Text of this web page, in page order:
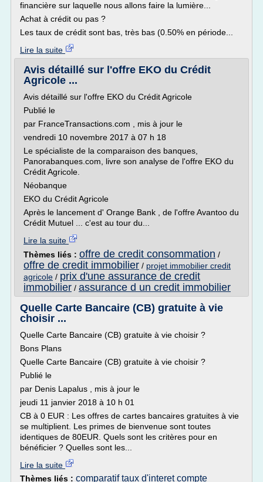
financière sur laquelle nous allons faire la lumière...
Achat à crédit ou pas ?
Les taux de crédit sont bas, très bas (0.50% en période...
Lire la suite
Avis détaillé sur l'offre EKO du Crédit
Agricole ...
Avis détaillé sur l'offre EKO du Crédit Agricole
Publié le
par FranceTransactions.com , mis à jour le
vendredi 10 novembre 2017 à 07 h 18
Le spécialiste de la comparaison des banques,
Panorabanques.com, livre son analyse de l'offre EKO du
Crédit Agricole.
Néobanque
EKO du Crédit Agricole
Après le lancement d' Orange Bank , de l'offre Avantoo du
Crédit Mutuel ... c'est au tour du...
Lire la suite
Thèmes liés : offre de credit consommation /
offre de credit immobilier / projet immobilier credit
agricole / prix d'une assurance de credit
immobilier / assurance d un credit immobilier
Quelle Carte Bancaire (CB) gratuite à vie
choisir ...
Quelle Carte Bancaire (CB) gratuite à vie choisir ?
Bons Plans
Quelle Carte Bancaire (CB) gratuite à vie choisir ?
Publié le
par Denis Lapalus , mis à jour le
jeudi 11 janvier 2018 à 10 h 01
CB à 0 EUR : Les offres de cartes bancaires gratuites à vie
se multiplient. Les primes de bienvenue sont toutes
identiques de 80EUR. Quels sont les critères pour en
bénéficier ? Quelles sont les...
Lire la suite
Thèmes liés : comparatif taux d'interet compte